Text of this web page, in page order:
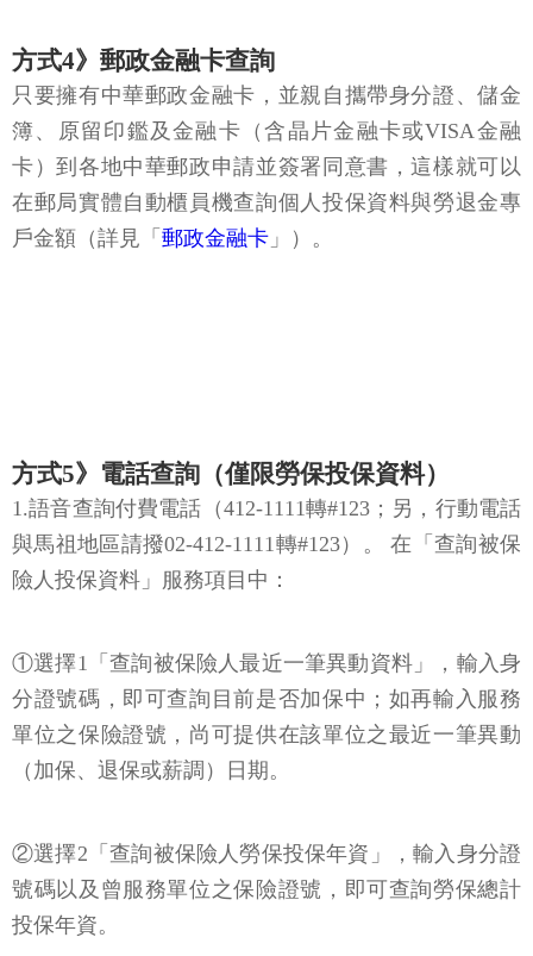
方式4》郵政金融卡查詢
只要擁有中華郵政金融卡，並親自攜帶身分證、儲金
簿、原留印鑑及金融卡（含晶片金融卡或VISA金融
卡）到各地中華郵政申請並簽署同意書，這樣就可以
在郵局實體自動櫃員機查詢個人投保資料與勞退金專
戶金額（詳見「 郵政金融卡 」）。
方式5》電話查詢（僅限勞保投保資料）
1.語音查詢付費電話（412-1111轉#123；另，行動電話
與馬祖地區請撥02-412-1111轉#123）。 在「查詢被保
險人投保資料」服務項目中：
①選擇1「查詢被保險人最近一筆異動資料」，輸入身
分證號碼，即可查詢目前是否加保中；如再輸入服務
單位之保險證號，尚可提供在該單位之最近一筆異動
（加保、退保或薪調）日期。
②選擇2「查詢被保險人勞保投保年資」，輸入身分證
號碼以及曾服務單位之保險證號，即可查詢勞保總計
投保年資。